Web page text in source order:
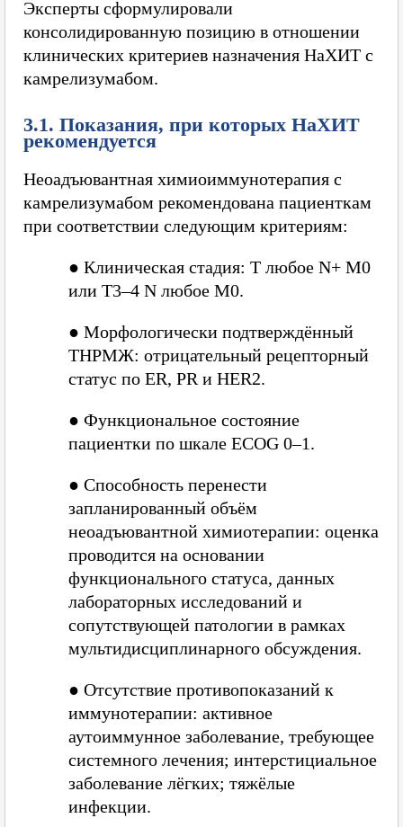
Эксперты сформулировали
консолидированную позицию в отношении
клинических критериев назначения НаХИТ с
камрелизумабом.
3.1. Показания, при которых НаХИТ
рекомендуется
Неоадъювантная химиоиммунотерапия с
камрелизумабом рекомендована пациенткам
при соответствии следующим критериям:
● Клиническая стадия: T любое N+ M0
или T3–4 N любое M0.
● Морфологически подтверждённый
ТНРМЖ: отрицательный рецепторный
статус по ER, PR и HER2.
● Функциональное состояние
пациентки по шкале ECOG 0–1.
● Способность перенести
запланированный объём
неоадъювантной химиотерапии: оценка
проводится на основании
функционального статуса, данных
лабораторных исследований и
сопутствующей патологии в рамках
мультидисциплинарного обсуждения.
● Отсутствие противопоказаний к
иммунотерапии: активное
аутоиммунное заболевание, требующее
системного лечения; интерстициальное
заболевание лёгких; тяжёлые
инфекции.